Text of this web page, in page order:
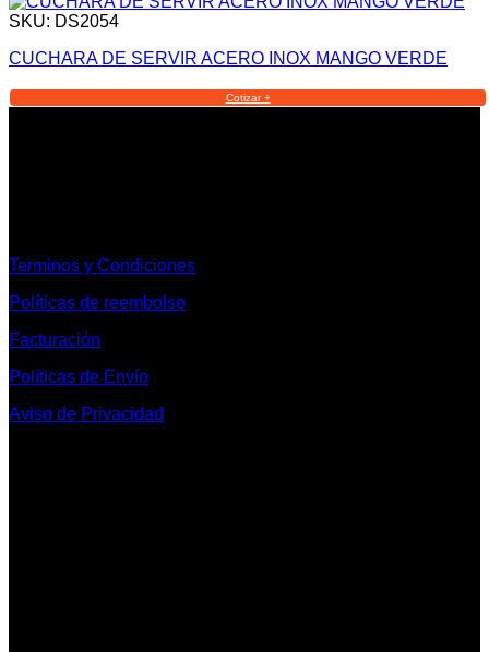
SKU: DS2054
CUCHARA DE SERVIR ACERO INOX MANGO VERDE
Cotizar +
Terminos y Condiciones
Políticas de reembolso
Facturación
Políticas de Envío
Aviso de Privacidad